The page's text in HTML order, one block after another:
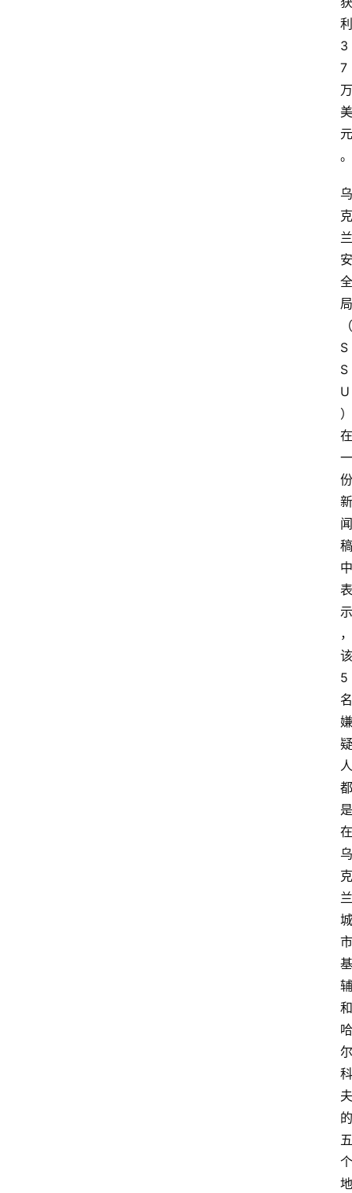
利
3
7
万
美
元
。
乌
克
兰
安
全
局
（
S
S
U
）
在
一
份
新
闻
稿
中
表
示
，
该
5
名
嫌
疑
人
都
是
在
乌
克
兰
城
市
基
辅
和
哈
尔
科
夫
的
五
个
地